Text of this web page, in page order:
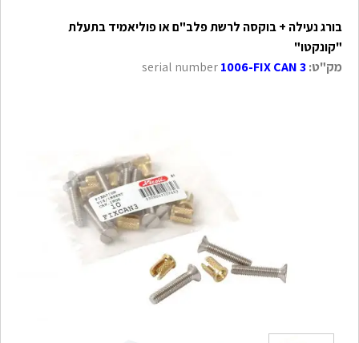
בורג נעילה + בוקסה לרשת פלב"ם או פוליאמיד בתעלת
"קונקטו"
מק"ט:
serial number1006-FIX CAN 3